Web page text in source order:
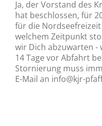
Ja, der Vorstand des
hat beschlossen, für
für die
welchem Zeitpunkt
wir Dich abzuwarten -
14 Tage vor Abfahrt
Stornierung muss
E-Mail an info@kjr-